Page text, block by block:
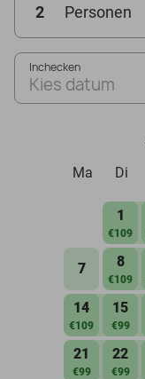
2 Personen
Inchecken
Kies datum
Ma
Di
1
€109
7 8
€109
14
€109
15
€99
21
€99
22
€99